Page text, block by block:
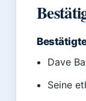
Dave
Seine